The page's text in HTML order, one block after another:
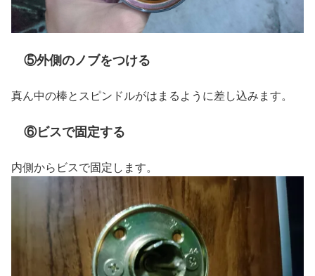
⑤外側のノブをつける
真ん中の棒とスピンドルがはまるように差し込みます。
⑥ビスで固定する
内側からビスで固定します。